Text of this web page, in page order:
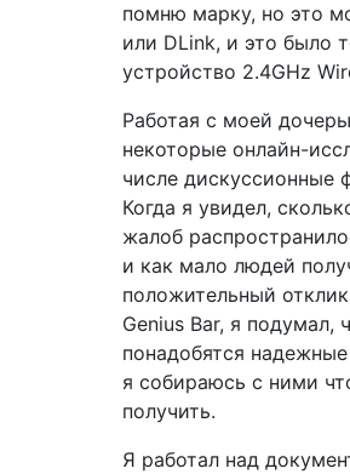
помню марку, но это
или DLink, и это было
устройство 2.4GHz
Работая с моей
некоторые онлайн-
числе дискуссионные
Когда я увидел,
жалоб
и как мало людей
положительный
Genius Bar, я подумал,
понадобятся
я собираюсь с ними
получить.
Я работал над